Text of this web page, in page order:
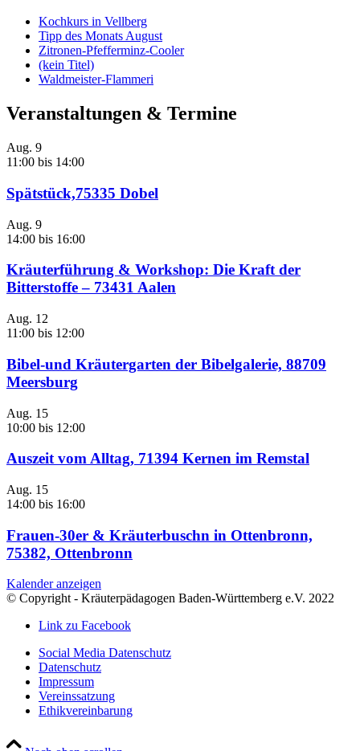
Kochkurs in Vellberg
Tipp des Monats August
Zitronen-Pfefferminz-Cooler
(kein Titel)
Waldmeister-Flammeri
Veranstaltungen & Termine
Aug. 9
11:00 bis 14:00
Spätstück,75335 Dobel
Aug. 9
14:00 bis 16:00
Kräuterführung & Workshop: Die Kraft der
Bitterstoffe – 73431 Aalen
Aug. 12
11:00 bis 12:00
Bibel-und Kräutergarten der Bibelgalerie, 88709
Meersburg
Aug. 15
10:00 bis 12:00
Auszeit vom Alltag, 71394 Kernen im Remstal
Aug. 15
14:00 bis 16:00
Frauen-30er & Kräuterbuschn in Ottenbronn,
75382, Ottenbronn
Kalender anzeigen
© Copyright - Kräuterpädagogen Baden-Württemberg e.V. 2022
Link zu Facebook
Social Media Datenschutz
Datenschutz
Impressum
Vereinssatzung
Ethikvereinbarung